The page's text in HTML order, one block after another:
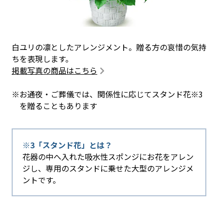
白ユリの凛としたアレンジメント。贈る方の哀惜の気持
ちを表現します。
掲載写真の商品はこちら
※お通夜・ご葬儀では、関係性に応じてスタンド花※3
を贈ることもあります
※3「スタンド花」とは？
花器の中へ入れた吸水性スポンジにお花をアレン
ジし、専用のスタンドに乗せた大型のアレンジメ
ントです。